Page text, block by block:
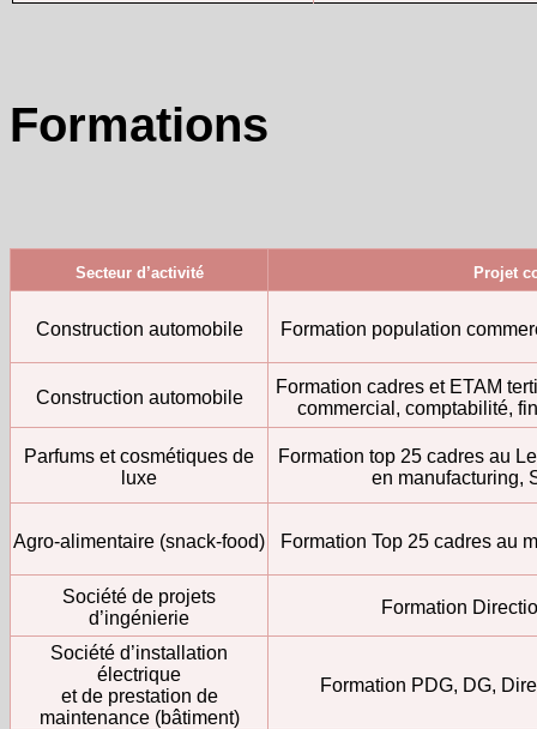
Formations
Secteur d’activité Projet
Construction automobile Formation population
Construction automobile
Formation cadres et ETAM
commercial, comptabilité,
Parfums et cosmétiques de
luxe
Formation top 25 cadres au
en manufacturing,
Agro-alimentaire (snack-food) Formation Top 25 cadres au
Société de projets
d’ingénierie
Formation
Société d’installation
électrique
et de prestation de
maintenance (bâtiment)
Formation PDG, DG,